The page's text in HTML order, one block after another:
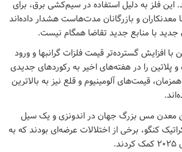
این فلز به دلیل استفاده در سیم‌کشی برق، برای
معدنکاران و بازرگانان مدت‌هاست هشدار داده‌اند
جدید با منابع جدید تقاضا همگام نیست.
افزایش گسترده‌تر قیمت فلزات گرانبها و ورود
و پلاتین را در هفته‌های اخیر به رکوردهای جدیدی
قیمت‌های آلومینیوم و قلع نیز به بالاترین
معدن مس بزرگ جهان در اندونزی و یک سیل
کنگو، برخی از اختلالات عرضه‌ای بودند که به